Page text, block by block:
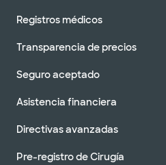
Registros médicos
Transparencia de precios
Seguro aceptado
Asistencia financiera
Directivas avanzadas
Pre-registro de Cirugía